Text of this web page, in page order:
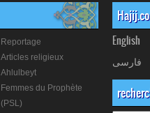
Reportage
Articles religieux
Ahlulbeyt
Femmes du Prophète
(PSL)
English
فارسی